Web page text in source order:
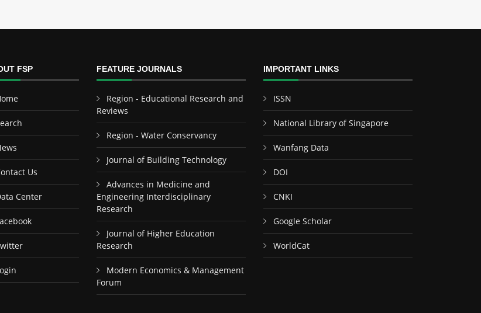
FSP
Us
Center
FEATURE JOURNALS
Region - Educational Research and
Reviews
Region - Water Conservancy
Journal of Building Technology
Advances in Medicine and
Engineering Interdisciplinary
Research
Journal of Higher Education
Research
Modern Economics & Management
Forum
IMPORTANT LINKS
ISSN
National Library of Singapore
Wanfang Data
DOI
CNKI
Google Scholar
WorldCat